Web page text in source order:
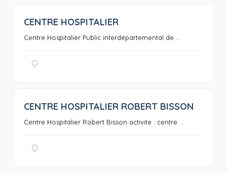
CENTRE HOSPITALIER
Centre Hospitalier Public interdépartemental de ...
0
CENTRE HOSPITALIER ROBERT BISSON
Centre Hospitalier Robert Bisson activite : centre ...